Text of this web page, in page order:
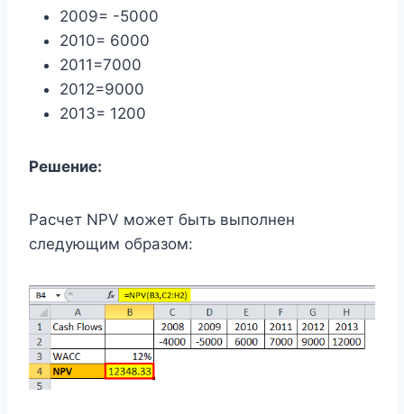
2009= -5000
2010= 6000
2011=7000
2012=9000
2013= 1200
Решение:
Расчет NPV может быть выполнен
следующим образом: